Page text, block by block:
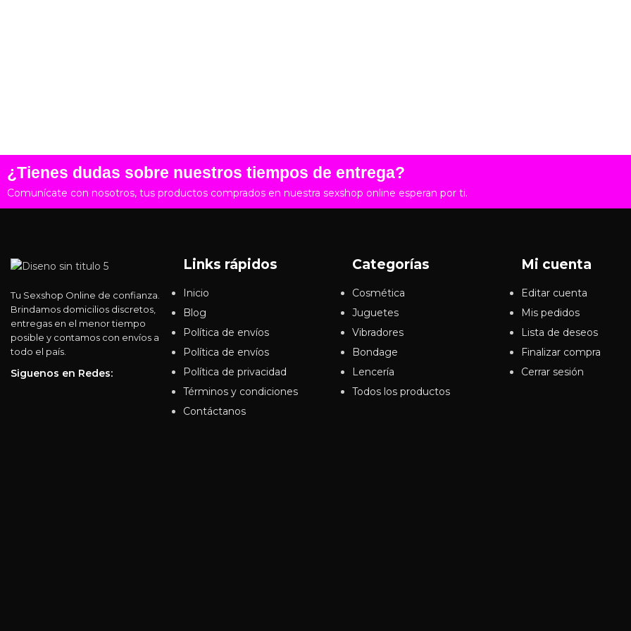
¿Tienes dudas sobre nuestros tiempos de entrega?
Comunícate con nosotros, tus productos comprados en nuestra sexshop online esperan por ti.
Tu Sexshop Online de confianza.
Brindamos domicilios discretos,
entregas en el menor tiempo
posible y contamos con envíos a
todo el país.
Siguenos en Redes:
Links rápidos
Inicio
Blog
Política de envíos
Política de envíos
Política de privacidad
Términos y condiciones
Contáctanos
Categorías
Cosmética
Juguetes
Vibradores
Bondage
Lencería
Todos los productos
Mi cuenta
Editar cuenta
Mis pedidos
Lista de deseos
Finalizar compra
Cerrar sesión